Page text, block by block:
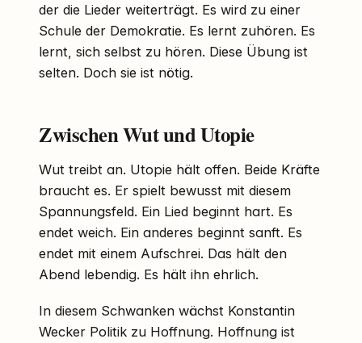
der die Lieder weiterträgt. Es wird zu einer
Schule der Demokratie. Es lernt zuhören. Es
lernt, sich selbst zu hören. Diese Übung ist
selten. Doch sie ist nötig.
Zwischen Wut und Utopie
Wut treibt an. Utopie hält offen. Beide Kräfte
braucht es. Er spielt bewusst mit diesem
Spannungsfeld. Ein Lied beginnt hart. Es
endet weich. Ein anderes beginnt sanft. Es
endet mit einem Aufschrei. Das hält den
Abend lebendig. Es hält ihn ehrlich.
In diesem Schwanken wächst Konstantin
Wecker Politik zu Hoffnung. Hoffnung ist